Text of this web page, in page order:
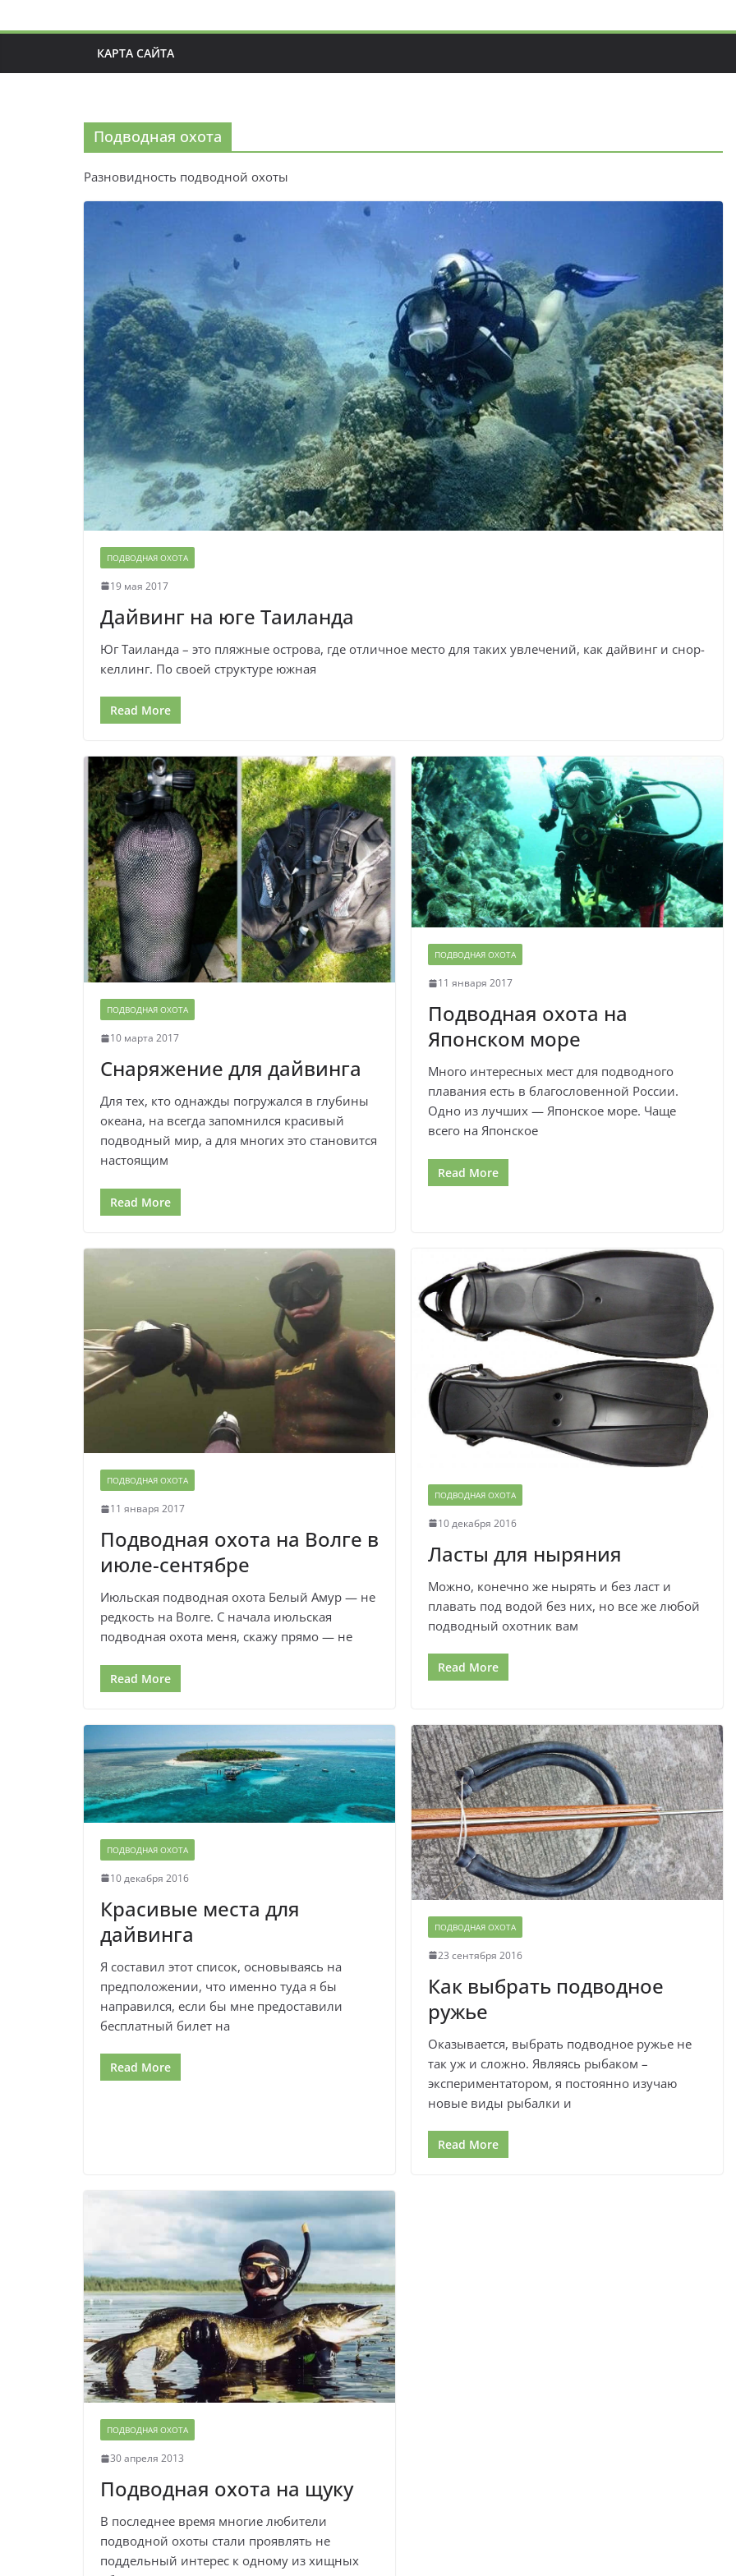
КАРТА САЙТА
Подводная охота
Разновидность подводной охоты
ПОДВОДНАЯ ОХОТА
19 мая 2017
Дайвинг на юге Таиланда
Юг Таиланда – это пляжные острова, где отличное место для таких увлечений, как дайвинг и снор-
келлинг. По своей структуре южная
Read More
ПОДВОДНАЯ ОХОТА
10 марта 2017
Снаряжение для дайвинга
Для тех, кто однажды погружался в глубины
океана, на всегда запомнился красивый
подводный мир, а для многих это становится
настоящим
Read More
ПОДВОДНАЯ ОХОТА
11 января 2017
Подводная охота на
Японском море
Много интересных мест для подводного
плавания есть в благословенной России.
Одно из лучших — Японское море. Чаще
всего на Японское
Read More
ПОДВОДНАЯ ОХОТА
11 января 2017
Подводная охота на Волге в
июле-сентябре
Июльская подводная охота Белый Амур — не
редкость на Волге. С начала июльская
подводная охота меня, скажу прямо — не
Read More
ПОДВОДНАЯ ОХОТА
10 декабря 2016
Ласты для ныряния
Можно, конечно же нырять и без ласт и
плавать под водой без них, но все же любой
подводный охотник вам
Read More
ПОДВОДНАЯ ОХОТА
10 декабря 2016
Красивые места для
дайвинга
Я составил этот список, основываясь на
предположении, что именно туда я бы
направился, если бы мне предоставили
бесплатный билет на
Read More
ПОДВОДНАЯ ОХОТА
23 сентября 2016
Как выбрать подводное
ружье
Оказывается, выбрать подводное ружье не
так уж и сложно. Являясь рыбаком –
экспериментатором, я постоянно изучаю
новые виды рыбалки и
Read More
ПОДВОДНАЯ ОХОТА
30 апреля 2013
Подводная охота на щуку
В последнее время многие любители
подводной охоты стали проявлять не
поддельный интерес к одному из хищных